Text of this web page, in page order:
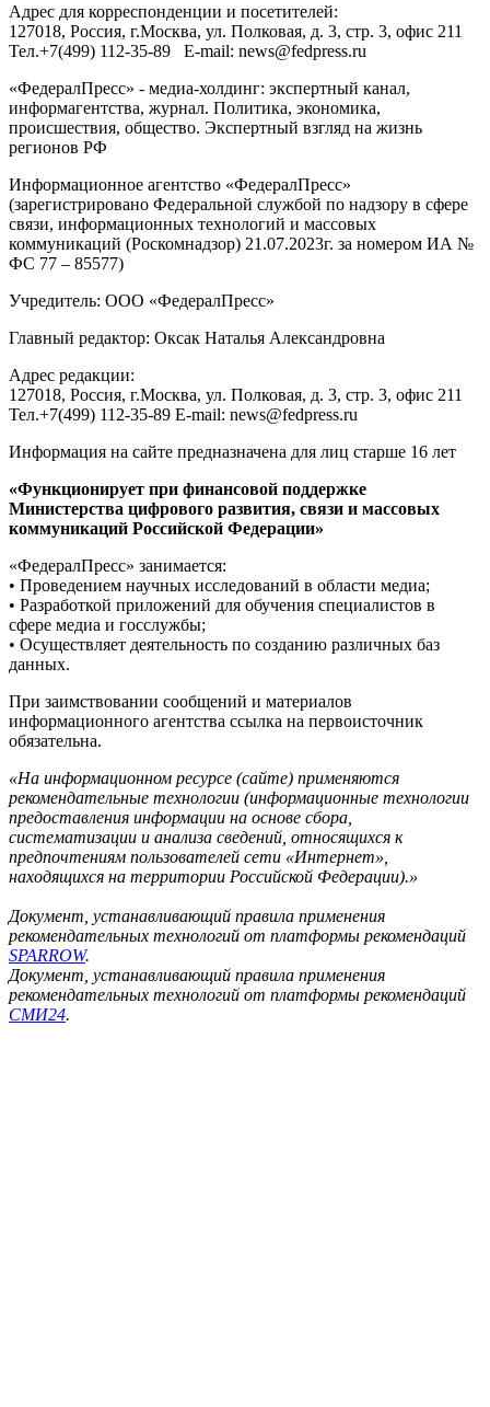
Адрес для корреспонденции и посетителей:
127018, Россия, г.Москва, ул. Полковая, д. 3, стр. 3, офис 211
Тел.+7(499) 112-35-89 E-mail: news@fedpress.ru
«ФедералПресс» - медиа-холдинг: экспертный канал,
информагентства, журнал. Политика, экономика,
происшествия, общество. Экспертный взгляд на жизнь
регионов РФ
Информационное агентство «ФедералПресс»
(зарегистрировано Федеральной службой по надзору в сфере
связи, информационных технологий и массовых
коммуникаций (Роскомнадзор) 21.07.2023г. за номером ИА №
ФС 77 – 85577)
Учредитель: ООО «ФедералПресс»
Главный редактор: Оксак Наталья Александровна
Адрес редакции:
127018, Россия, г.Москва, ул. Полковая, д. 3, стр. 3, офис 211
Тел.+7(499) 112-35-89 E-mail: news@fedpress.ru
Информация на сайте предназначена для лиц старше 16 лет
«Функционирует при финансовой поддержке
Министерства цифрового развития, связи и массовых
коммуникаций Российской Федерации»
«ФедералПресс» занимается:
• Проведением научных исследований в области медиа;
• Разработкой приложений для обучения специалистов в
сфере медиа и госслужбы;
• Осуществляет деятельность по созданию различных баз
данных.
При заимствовании сообщений и материалов
информационного агентства ссылка на первоисточник
обязательна.
«На информационном ресурсе (сайте) применяются
рекомендательные технологии (информационные технологии
предоставления информации на основе сбора,
систематизации и анализа сведений, относящихся к
предпочтениям пользователей сети «Интернет»,
находящихся на территории Российской Федерации).»
Документ, устанавливающий правила применения
рекомендательных технологий от платформы рекомендаций
SPARROW.
Документ, устанавливающий правила применения
рекомендательных технологий от платформы рекомендаций
СМИ24.